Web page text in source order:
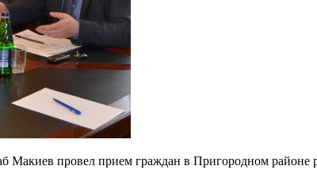
Макиев провел прием граждан в Пригородном